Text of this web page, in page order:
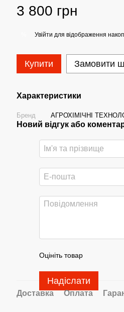
3 800 грн
Увійти для відображення
Купити Замовити
Характеристики
Бренд АГРОХІМІЧНІ
Новий відгук або
Оцініть товар
Надіслати
Доставка Оплата